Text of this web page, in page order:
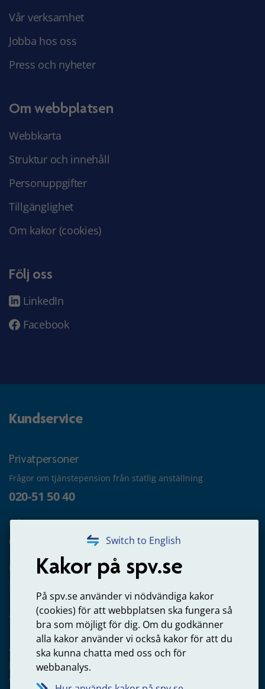
Switch to English
Kakor på spv.se
På spv.se använder vi nödvändiga kakor
(cookies) för att webbplatsen ska fungera så
bra som möjligt för dig. Om du godkänner
alla kakor använder vi också kakor för att du
ska kunna chatta med oss och för
webbanalys.
Vår verksamhet
Jobba hos oss
Press och nyheter
Om webbplatsen
Webbkarta
Struktur och innehåll
Personuppgifter
Tillgänglighet
Om kakor (cookies)
Följ oss
LinkedIn
Facebook
Kundservice
Privatpersoner
Frågor om tjänstepension från statlig anställning
020-51 50 40
Frågor om utbetalning
020-65 00 65
Kontakta oss
Arbetsgivare
Frågor om administration av tjänstepension från statlig
anställning